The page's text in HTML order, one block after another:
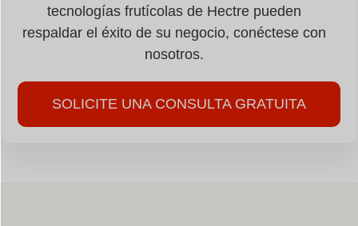
tecnologías frutícolas de Hectre pueden
respaldar el éxito de su negocio, conéctese con
nosotros.
SOLICITE UNA CONSULTA GRATUITA